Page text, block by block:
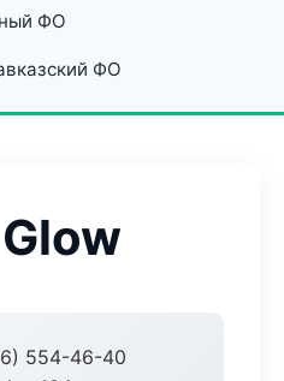
ФО
ФО
554-46-40